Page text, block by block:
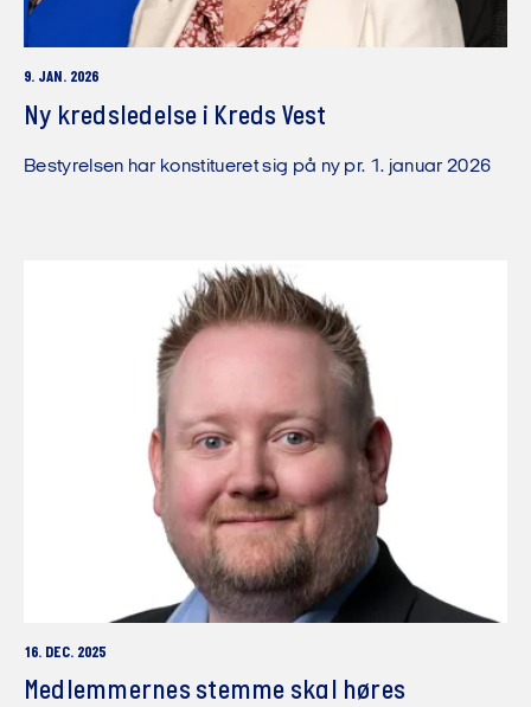
9. JAN. 2026
Ny kredsledelse i Kreds Vest
Bestyrelsen har konstitueret sig på ny pr. 1. januar 2026
16. DEC. 2025
Medlemmernes stemme skal høres